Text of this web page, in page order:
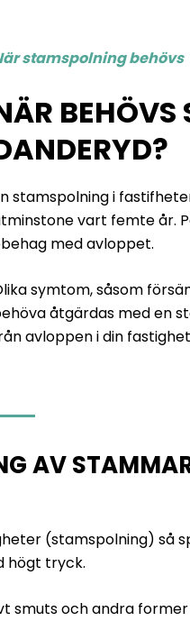
stamspolning behövs
BEHÖVS
stamspolning i
vart femte år.
med avloppet.
symtom, såsom
åtgärdas med en
avloppen i din
AV
(stamspolning) så
högt tryck.
smuts och andra